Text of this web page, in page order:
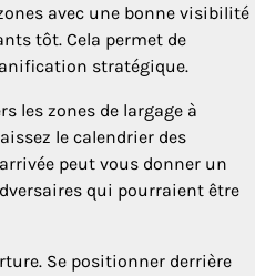
avec une bonne visibilité
tôt. Cela permet de
stratégique.
les zones de largage à
le calendrier des
peut vous donner un
qui pourraient être
Se positionner derrière